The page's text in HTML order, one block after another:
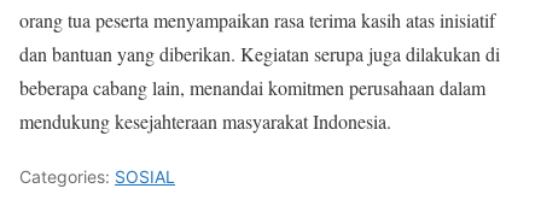
orang tua peserta menyampaikan rasa terima kasih atas inisiatif
dan bantuan yang diberikan. Kegiatan serupa juga dilakukan di
beberapa cabang lain, menandai komitmen perusahaan dalam
mendukung kesejahteraan masyarakat Indonesia.
Categories: SOSIAL